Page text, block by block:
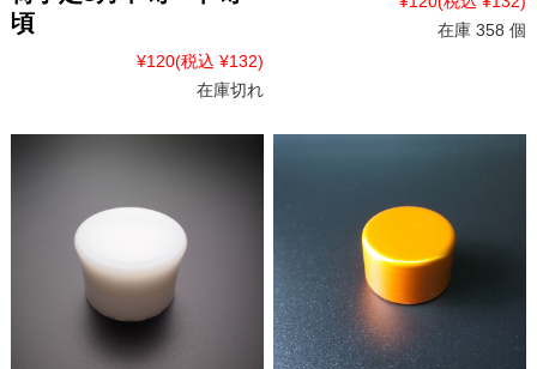
頃
¥120(税込 ¥132)
在庫切れ
在庫 358 個